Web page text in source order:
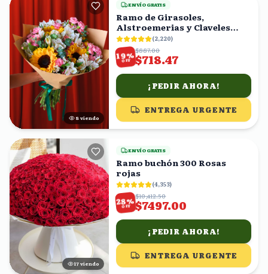
8 viendo
ENVÍO GRATIS
Ramo de Girasoles,
Alstroemerias y Claveles
Rosas
(2,220)
19%
OFF
$887.00
$718.47
¡PEDIR AHORA!
ENTREGA URGENTE
16 viendo
ENVÍO GRATIS
Ramo buchón 300 Rosas
rojas
(4,353)
28%
OFF
$10,412.50
$7497.00
¡PEDIR AHORA!
ENTREGA URGENTE